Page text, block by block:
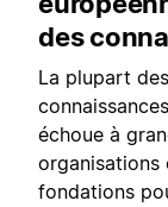
des
La plupart
échoue à
organisations
fondations